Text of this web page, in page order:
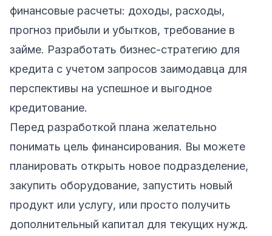
финансовые расчеты: доходы, расходы,
прогноз прибыли и убытков, требование в
займе. Разработать бизнес-стратегию для
кредита с учетом запросов заимодавца для
перспективы на успешное и выгодное
кредитование.
Перед разработкой плана желательно
понимать цель финансирования. Вы можете
планировать открыть новое подразделение,
закупить оборудование, запустить новый
продукт или услугу, или просто получить
дополнительный капитал для текущих нужд.